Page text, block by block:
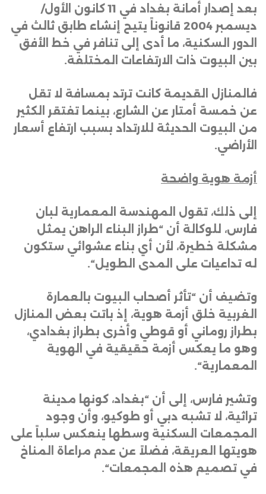
بعد إصدار أمانة بغداد في 11 كانون الأول/
ديسمبر 2004 قانوناً يتيح إنشاء طابق ثالث في
الدور السكنية، ما أدى إلى تنافر في خط الأفق
بين البيوت ذات الارتفاعات المختلفة.
فالمنازل القديمة كانت ترتد بمسافة لا تقل
عن خمسة أمتار عن الشارع، بينما تفتقر الكثير
من البيوت الحديثة للارتداد بسبب ارتفاع أسعار
الأراضي.
أزمة هوية واضحة
إلى ذلك، تقول المهندسة المعمارية لبان
فارس، للوكالة أن “طراز البناء الراهن يمثل
مشكلة خطيرة، لأن أي بناء عشوائي ستكون
له تداعيات على المدى الطويل“.
وتضيف أن “تأثر أصحاب البيوت بالعمارة
الغربية خلق أزمة هوية، إذ باتت بعض المنازل
بطراز روماني أو قوطي وأخرى بطراز بغدادي،
وهو ما يعكس أزمة حقيقية في الهوية
المعمارية“.
وتشير فارس، إلى أن “بغداد، كونها مدينة
تراثية، لا تشبه دبي أو طوكيو، وأن وجود
المجمعات السكنية وسطها ينعكس سلباً على
هويتها العريقة، فضلاً عن عدم مراعاة المناخ
في تصميم هذه المجمعات“.